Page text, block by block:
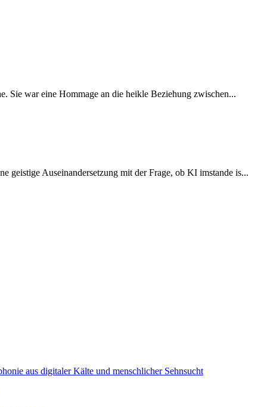
Sie war eine Hommage an die heikle Beziehung zwischen...
geistige Auseinandersetzung mit der Frage, ob KI imstande is...
aus digitaler Kälte und menschlicher Sehnsucht